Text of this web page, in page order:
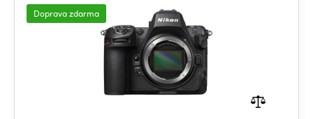
Doprava zdarma